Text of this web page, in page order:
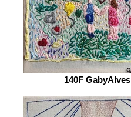
140F GabyAlves